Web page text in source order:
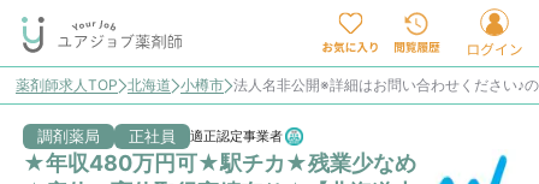
薬剤師求人TOP 北海道 小樽市 法人名非公開※詳細はお問い合わせください♪
調剤薬局 正社員 適正認定事業者
★年収480万円可★駅チカ★残業少なめ